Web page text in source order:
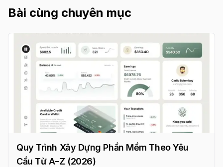
Bài cùng chuyên mục
Quy Trình Xây Dựng Phần Mềm Theo Yêu
Cầu Từ A–Z (2026)